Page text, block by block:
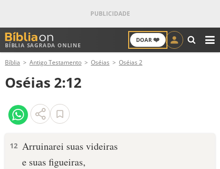
BÍBLIA SAGRADA ONLINE
DOAR ❤️
ANTIGO TESTAMENTO
NOVO TESTAMENTO
VERSÍCULOS
PALAVRA DO DIA
Bíblia Antigo Testamento Oséias Oséias 2
Oséias 2:12
12 Arruinarei suas videiras
e suas figueiras,